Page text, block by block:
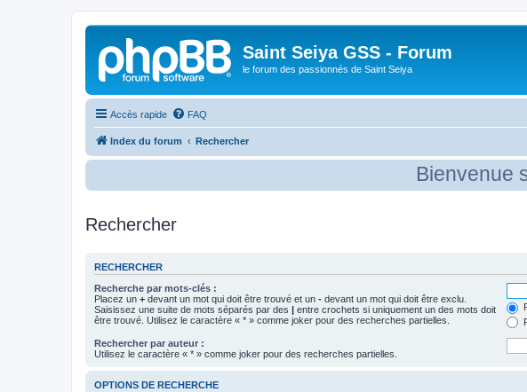
Saint Seiya GSS - Forum
le forum des passionnés de Saint Seiya
Accès rapide FAQ
Index du forum Rechercher
Bienvenue
Rechercher
RECHERCHER
Recherche par mots-clés :
Placez un + devant un mot qui doit être trouvé et un - devant un mot qui doit être exclu.
Saisissez une suite de mots séparés par des | entre crochets si uniquement un des mots doit
être trouvé. Utilisez le caractère « * » comme joker pour des recherches partielles.
Rechercher par auteur :
Utilisez le caractère « * » comme joker pour des recherches partielles.
OPTIONS DE RECHERCHE